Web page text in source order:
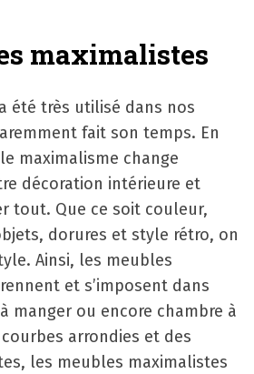
maximalistes
été très utilisé dans nos
fait son temps. En
maximalisme change
décoration intérieure et
tout. Que ce soit couleur,
dorures et style rétro, on
Ainsi, les meubles
et s’imposent dans
manger ou encore chambre à
arrondies et des
les meubles maximalistes